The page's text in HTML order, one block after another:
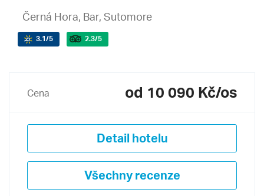
Černá Hora, Bar, Sutomore
3.1/5 2.3/5
Cena od 10 090 Kč/os
Detail hotelu
Všechny recenze